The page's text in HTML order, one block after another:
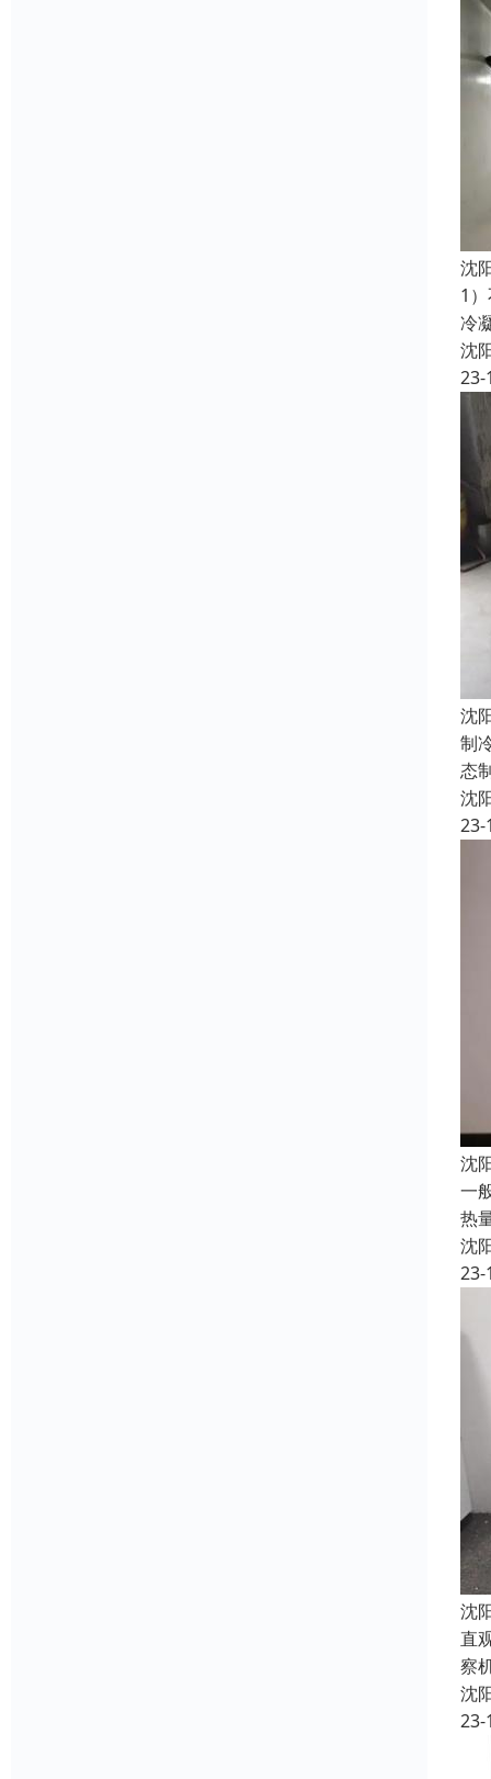
沈
1
冷
沈
23-
沈
制
态
沈
23-
沈
一
热
沈
23-
沈
直
察
沈
23-